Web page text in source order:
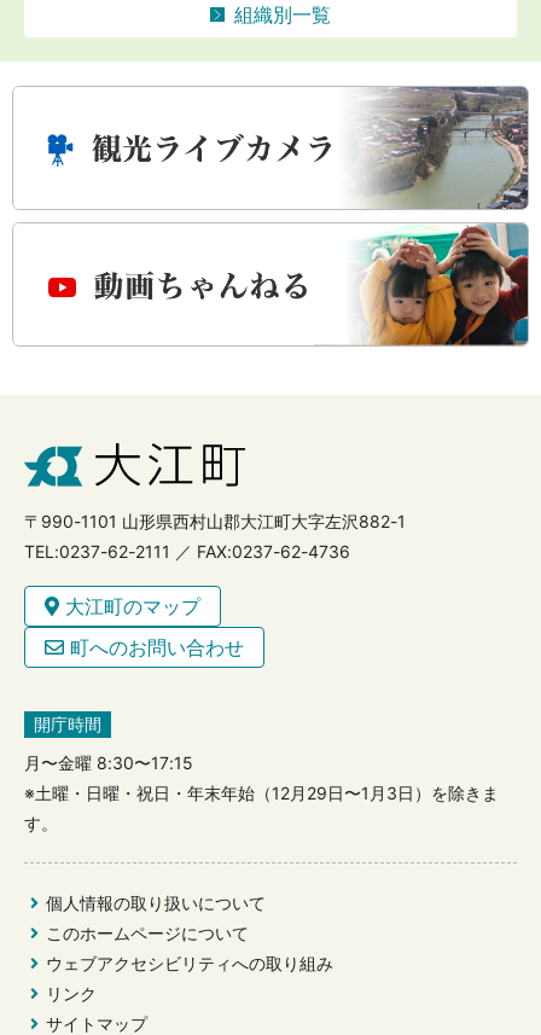
組織別一覧
〒990-1101 山形県西村山郡大江町大字左沢882-1
TEL:0237-62-2111 ／ FAX:0237-62-4736
大江町のマップ
町へのお問い合わせ
開庁時間
月〜金曜 8:30〜17:15
※土曜・日曜・祝日・年末年始（12月29日〜1月3日）を除きま
す。
個人情報の取り扱いについて
このホームページについて
ウェブアクセシビリティへの取り組み
リンク
サイトマップ